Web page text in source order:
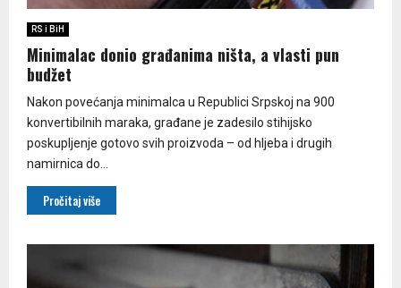
RS i BiH
Minimalac donio građanima ništa, a vlasti pun
budžet
Nakon povećanja minimalca u Republici Srpskoj na 900
konvertibilnih maraka, građane je zadesilo stihijsko
poskupljenje gotovo svih proizvoda – od hljeba i drugih
namirnica do...
Pročitaj više